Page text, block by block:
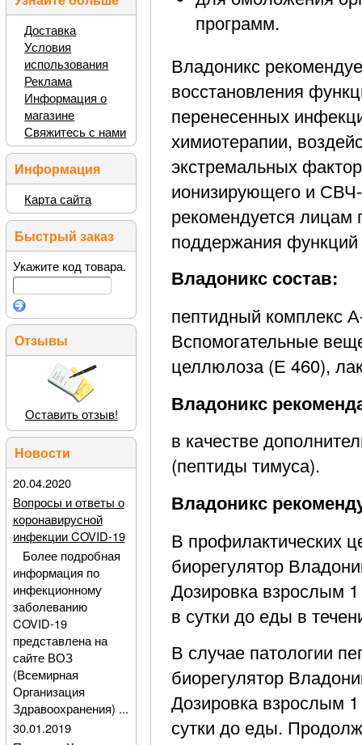
программ.
Владоникс
восстановления
перенесенных
химиотерапии,
экстремальных
ионизирующего и
рекомендуется лицам
поддержания
Владоникс состав:
пептидный комплекс
Вспомогательные
целлюлоза (Е 460),
Владоникс
в качестве
(пептиды тимуса).
Владоникс
В профилактических
биорегулятор
Дозировка взрослым
в сутки до еды в
В случае патологии
биорегулятор
Дозировка взрослым
сутки до еды.
Доставка
Условия
использования
Реклама
Информация о
магазине
Свяжитесь с нами
Информация
Карта сайта
Быстрый заказ
Укажите код товара.
Отзывы
Оставить отзыв!
Новости
20.04.2020
Вопросы и ответы о
коронавирусной
инфекции COVID-19
Более подробная
информация по
инфекционному
заболеванию
COVID-19
представлена на
сайте ВОЗ
(Всемирная
Организация
Здравоохранения) ...
30.01.2019